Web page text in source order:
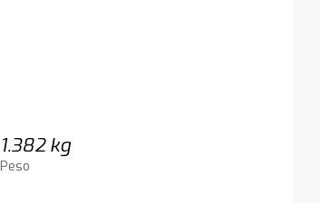
1.382 kg
Peso